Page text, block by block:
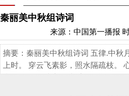
秦丽美中秋组诗词
来源：中国第一播报
摘要：秦丽美中秋组诗词 五律.中秋
上时。 穿云飞素影，照水隔疏枝。